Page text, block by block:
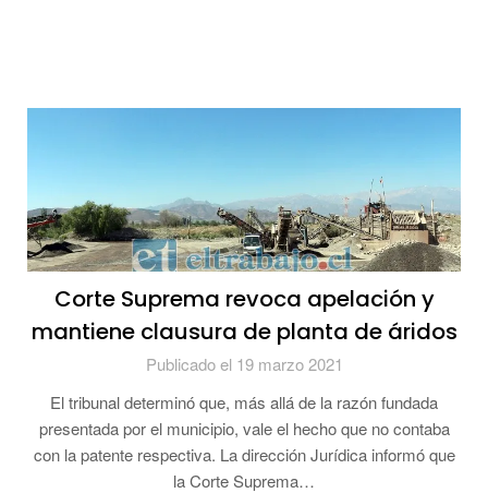
Corte Suprema revoca apelación y
mantiene clausura de planta de áridos
Publicado el 19 marzo 2021
El tribunal determinó que, más allá de la razón fundada
presentada por el municipio, vale el hecho que no contaba
con la patente respectiva. La dirección Jurídica informó que
la Corte Suprema…